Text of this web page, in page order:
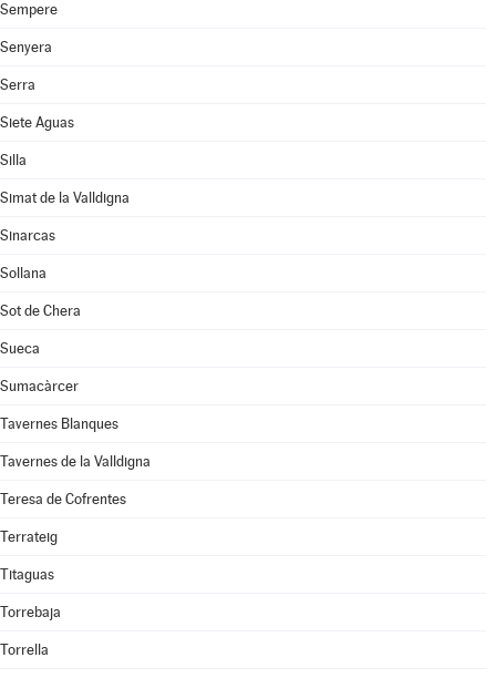
Sempere
Senyera
Serra
Siete Aguas
Silla
Simat de la Valldigna
Sinarcas
Sollana
Sot de Chera
Sueca
Sumacàrcer
Tavernes Blanques
Tavernes de la Valldigna
Teresa de Cofrentes
Terrateig
Titaguas
Torrebaja
Torrella